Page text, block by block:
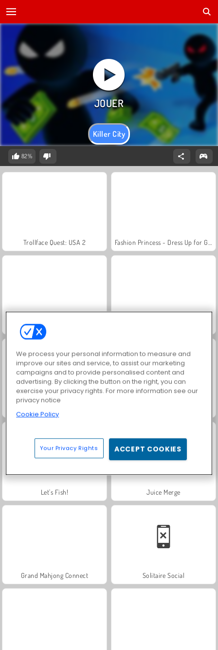
Killer City
82%
Trollface Quest: USA 2
Masha and the Bear: Meadows
Let's Fish! Juice Merge
Grand Mahjong Connect Solitaire Social
We process your personal information to measure and
improve our sites and service, to assist our marketing
campaigns and to provide personalised content and
advertising. By clicking the button on the right, you can
exercise your privacy rights. For more information see our
privacy notice
Cookie Policy
Your Privacy Rights ACCEPT COOKIES